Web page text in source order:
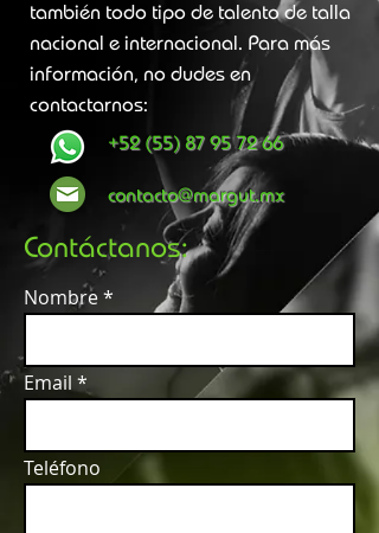
también todo tipo de talento de talla
nacional e internacional. Para más
información, no dudes en
contactarnos:
Contáctanos:
+52 (55) 87 95 72 66
contacto@margut.mx
Nombre
Email
Teléfono